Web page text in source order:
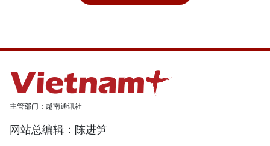
主管部门：越南通讯社
网站总编辑：陈进笋